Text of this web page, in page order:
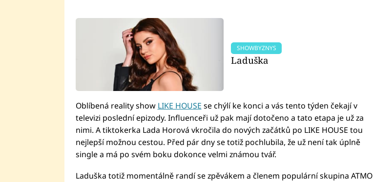
SHOWBYZNYS
Laduška
Oblíbená reality show LIKE HOUSE se chýlí ke konci a vás tento týden čekají v
televizi poslední epizody. Influenceři už pak mají dotočeno a tato etapa je už za
nimi. A tiktokerka Lada Horová vkročila do nových začátků po LIKE HOUSE tou
nejlepší možnou cestou. Před pár dny se totiž pochlubila, že už není tak úplně
single a má po svém boku dokonce velmi známou tvář.
Laduška totiž momentálně randí se zpěvákem a členem populární skupina ATMO